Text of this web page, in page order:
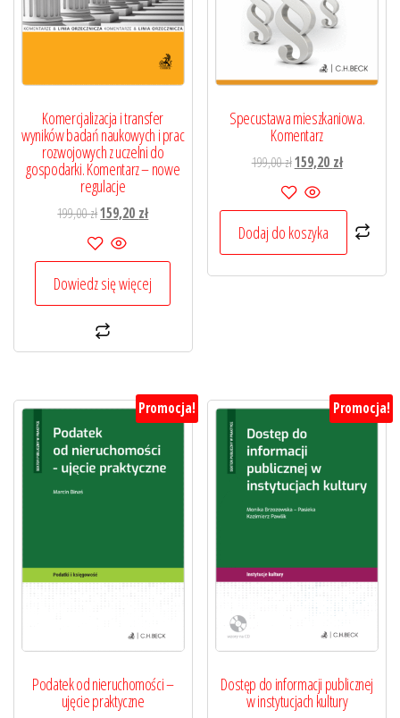
Komercjalizacja i transfer
wyników badań naukowych i prac
rozwojowych z uczelni do
gospodarki. Komentarz – nowe
regulacje
199,00złPierwotna
cena
wynosiła:
199,00 zł.
159,20 złAktualna
159,20 zł.
Dowiedz się więcej
Specustawa mieszkaniowa.
Komentarz
199,00złPierwotna
cena
wynosiła:
199,00 zł.
159,20 złAktualna
159,20 zł.
Dodaj do koszyka
Promocja!
Podatek od nieruchomości –
ujęcie praktyczne
Promocja!
Dostęp do informacji publicznej
w instytucjach kultury